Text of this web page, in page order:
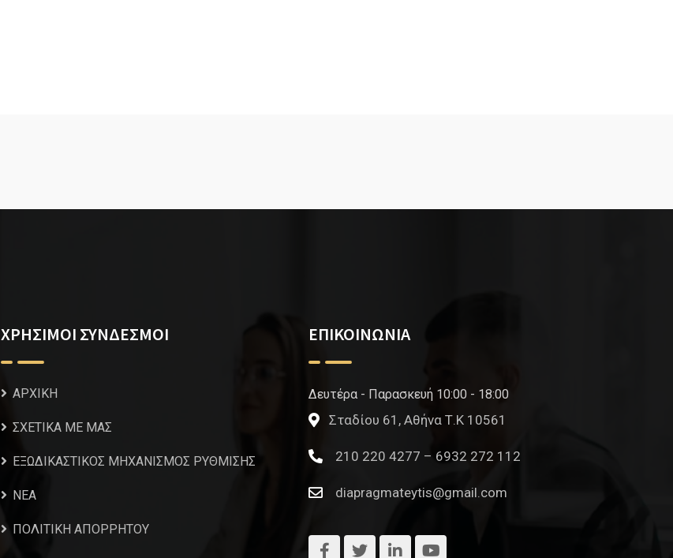
ΧΡΗΣΙΜΟΙ ΣΥΝΔΕΣΜΟΙ
ΑΡΧΙΚΗ
ΣΧΕΤΙΚΑ ΜΕ ΜΑΣ
ΕΞΩΔΙΚΑΣΤΙΚΟΣ ΜΗΧΑΝΙΣΜΟΣ ΡΥΘΜΙΣΗΣ
NEA
ΠΟΛΙΤΙΚΗ ΑΠΟΡΡΗΤΟΥ
ΕΠΙΚΟΙΝΩΝΙΑ
Δευτέρα - Παρασκευή 10:00 - 18:00
Σταδίου 61, Αθήνα Τ.Κ 10561
210 220 4277 – 6932 272 112
diapragmateytis@gmail.com